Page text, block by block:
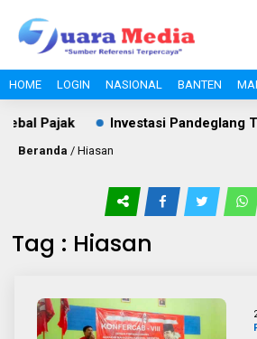
HOME LOGIN NASIONAL BANTEN
Pajak Investasi Pandeglang
Beranda / Hiasan
Tag : Hiasan